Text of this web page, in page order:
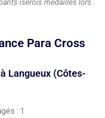
isérois médaillés lors
Para Cross
Langueux (Côtes-
: 1